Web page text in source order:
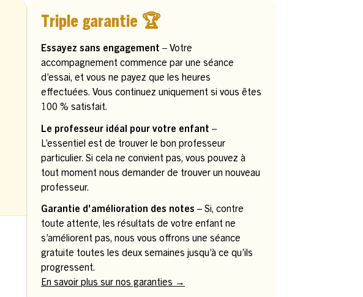
Triple garantie 🏆
Essayez sans engagement – Votre
accompagnement commence par une séance
d’essai, et vous ne payez que les heures
effectuées. Vous continuez uniquement si vous êtes
100 % satisfait.
Le professeur idéal pour votre enfant –
L’essentiel est de trouver le bon professeur
particulier. Si cela ne convient pas, vous pouvez à
tout moment nous demander de trouver un nouveau
professeur.
Garantie d'amélioration des notes – Si, contre
toute attente, les résultats de votre enfant ne
s’améliorent pas, nous vous offrons une séance
gratuite toutes les deux semaines jusqu’à ce qu’ils
progressent.
En savoir plus sur nos garanties →